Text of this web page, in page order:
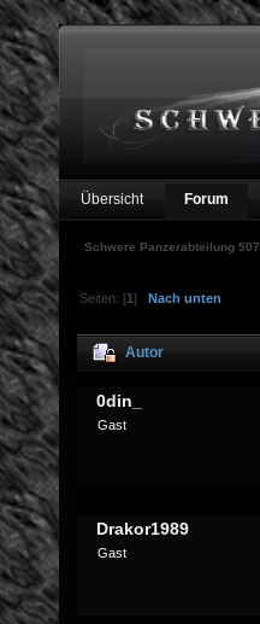
Übersicht Forum
Schwere Panzerabteilung 507
Seiten: [1] Nach unten
Autor
0din_
Gast
Drakor1989
Gast